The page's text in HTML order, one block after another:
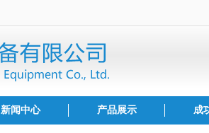
新闻中心 产品展示 成